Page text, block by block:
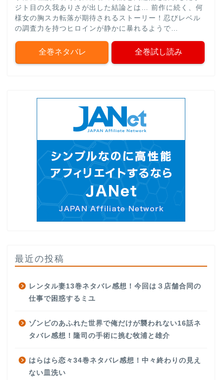
ジト目の久我ありさが出した結論とは… 前作に続く、何
様女の胸スカ転落が期待されるストーリー！忍びレベル
の調査力を持つヒロインが静かに暴れるようで…
全巻ネタバレ 全巻試し読み
最近の投稿
レンタル妻13巻ネタバレ感想！今回は３店舗合同の
仕事で困惑するミユ
ゾンビのあふれた世界で俺だけが襲われない16話ネ
タバレ感想！隆司の手術に挑む牧浦と雄介
はらはら恋々34巻ネタバレ感想！中々終わりの見え
ない皿洗い